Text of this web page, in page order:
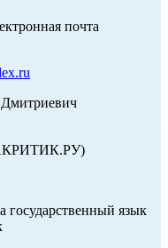
почта
государственный язык